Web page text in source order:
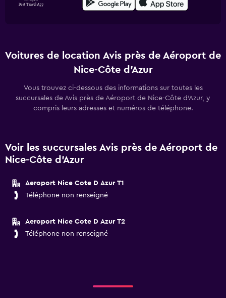
Voitures de location Avis près de Aéroport de
Nice-Côte d'Azur
Vous trouvez ci-dessous des informations sur toutes les
succursales de Avis près de Aéroport de Nice-Côte d'Azur, y
compris leurs adresses et numéros de téléphone.
Voir les succursales Avis près de Aéroport de
Nice-Côte d'Azur
Aeroport Nice Cote D Azur T1
Téléphone non renseigné
Aeroport Nice Cote D Azur T2
Téléphone non renseigné